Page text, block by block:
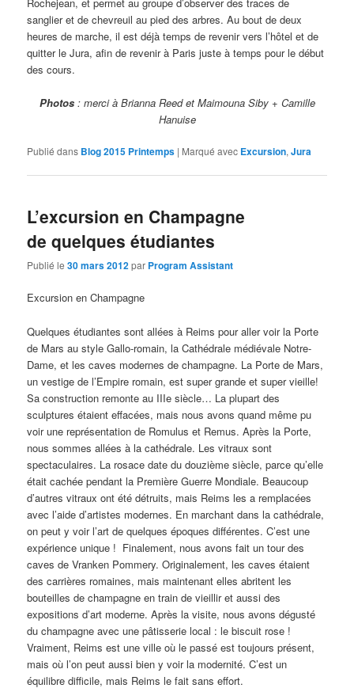
sanglier et de chevreuil au pied des arbres. Au bout de deux
heures de marche, il est déjà temps de revenir vers l’hôtel et de
quitter le Jura, afin de revenir à Paris juste à temps pour le début
des cours.
Photos: merci à Brianna Reed et Maimouna Siby + Camille
Hanuise
Publié dans Blog 2015 Printemps | Marqué avec Excursion,Jura
L’excursion en Champagne
de quelques étudiantes
Publié le30 mars 2012par Program Assistant
Excursion en Champagne
Quelques étudiantes sont allées à Reims pour aller voir la Porte
de Mars au style Gallo-romain, la Cathédrale médiévale Notre-
Dame, et les caves modernes de champagne. La Porte de Mars,
un vestige de l’Empire romain, est super grande et super vieille!
Sa construction remonte au IIIe siècle… La plupart des
sculptures étaient effacées, mais nous avons quand même pu
voir une représentation de Romulus et Remus. Après la Porte,
nous sommes allées à la cathédrale. Les vitraux sont
spectaculaires. La rosace date du douzième siècle, parce qu’elle
était cachée pendant la Première Guerre Mondiale. Beaucoup
d’autres vitraux ont été détruits, mais Reims les a remplacées
avec l’aide d’artistes modernes. En marchant dans la cathédrale,
on peut y voir l’art de quelques époques différentes. C’est une
expérience unique ! Finalement, nous avons fait un tour des
caves de Vranken Pommery. Originalement, les caves étaient
des carrières romaines, mais maintenant elles abritent les
bouteilles de champagne en train de vieillir et aussi des
expositions d’art moderne. Après la visite, nous avons dégusté
du champagne avec une pâtisserie local : le biscuit rose !
Vraiment, Reims est une ville où le passé est toujours présent,
mais où l’on peut aussi bien y voir la modernité. C’est un
équilibre difficile, mais Reims le fait sans effort.